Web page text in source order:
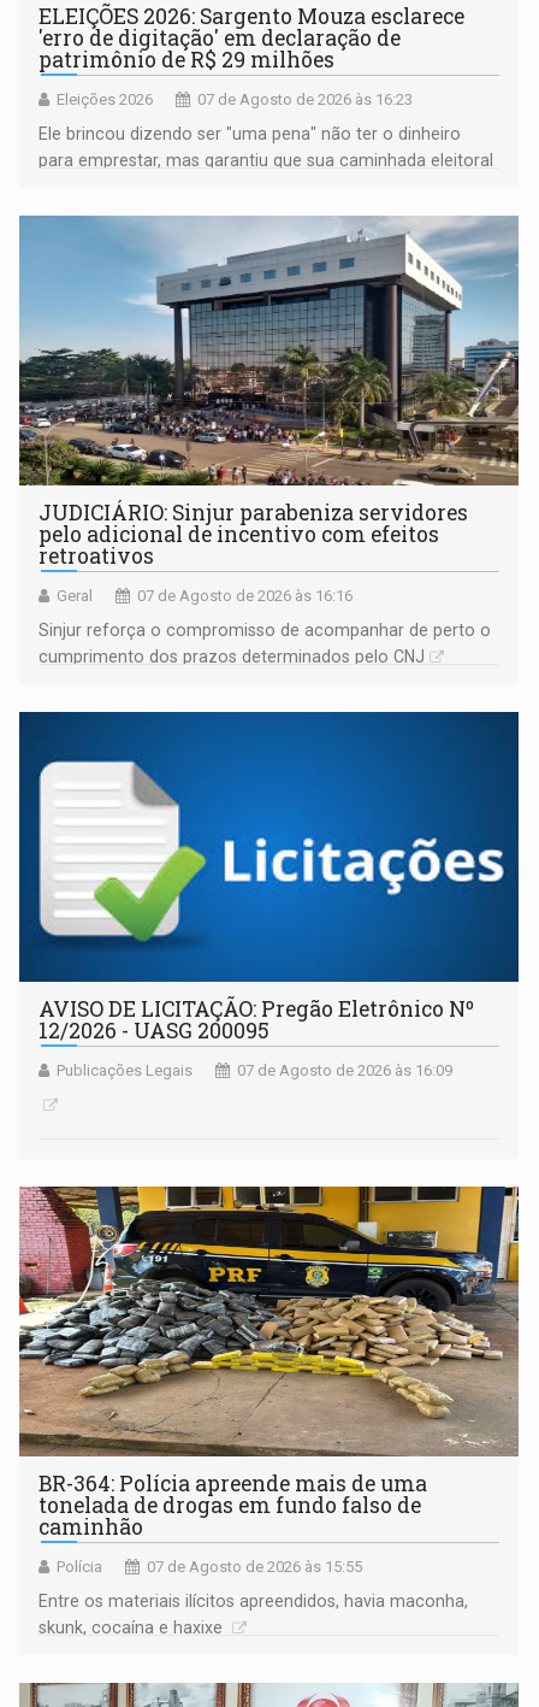
ELEIÇÕES 2026: Sargento Mouza esclarece
'erro de digitação' em declaração de
patrimônio de R$ 29 milhões
Eleições 2026 07 de Agosto de 2026 às 16:23
Ele brincou dizendo ser "uma pena" não ter o dinheiro
para emprestar, mas garantiu que sua caminhada eleitoral
JUDICIÁRIO: Sinjur parabeniza servidores
pelo adicional de incentivo com efeitos
retroativos
Geral 07 de Agosto de 2026 às 16:16
Sinjur reforça o compromisso de acompanhar de perto o
cumprimento dos prazos determinados pelo CNJ
AVISO DE LICITAÇÃO: Pregão Eletrônico Nº
12/2026 - UASG 200095
Publicações Legais 07 de Agosto de 2026 às 16:09
BR-364: Polícia apreende mais de uma
tonelada de drogas em fundo falso de
caminhão
Polícia 07 de Agosto de 2026 às 15:55
Entre os materiais ilícitos apreendidos, havia maconha,
skunk, cocaína e haxixe